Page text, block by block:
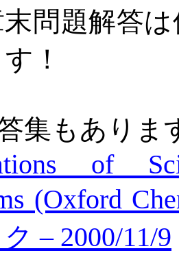
解答は個
！
集もありま
of
(Oxford
–2000/11/9